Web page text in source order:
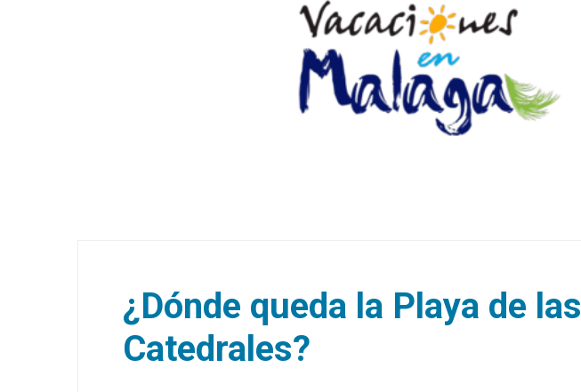
¿Dónde queda la Playa de las
Catedrales?